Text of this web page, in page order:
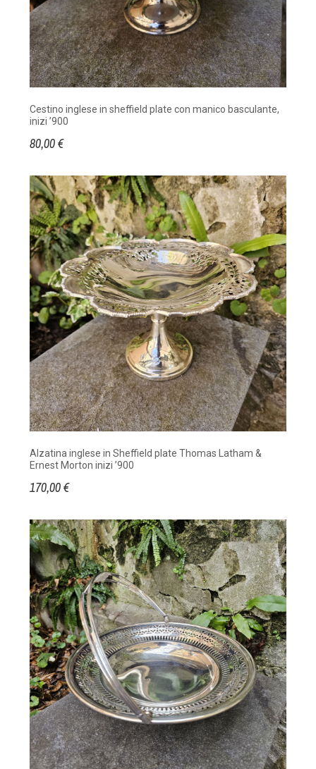
Cestino inglese in sheffield plate con manico basculante,
inizi ’900
80,00 €
Alzatina inglese in Sheffield plate Thomas Latham &
Ernest Morton inizi ’900
170,00 €